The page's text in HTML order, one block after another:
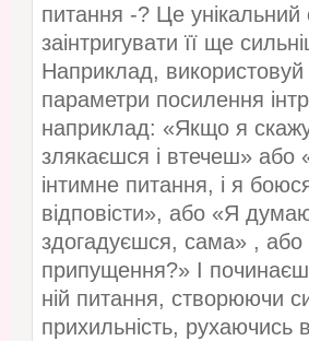
питання -? Це унікальний
заінтригувати її ще
Наприклад, використовуй
параметри посилення
наприклад: «Якщо я скажу
злякаєшся і втечеш» або
інтимне питання, і я
відповісти», або «Я
здогадуєшся, сама» , або
припущення?» І
ній питання, створюючи
прихильність, рухаючись